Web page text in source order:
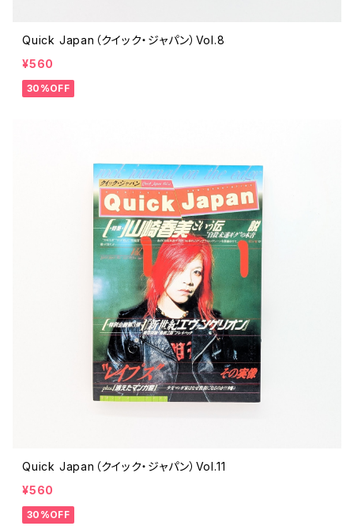
Quick Japan（クイック・ジャパン）Vol.8
¥560
30%OFF
Quick Japan（クイック・ジャパン）Vol.11
¥560
30%OFF